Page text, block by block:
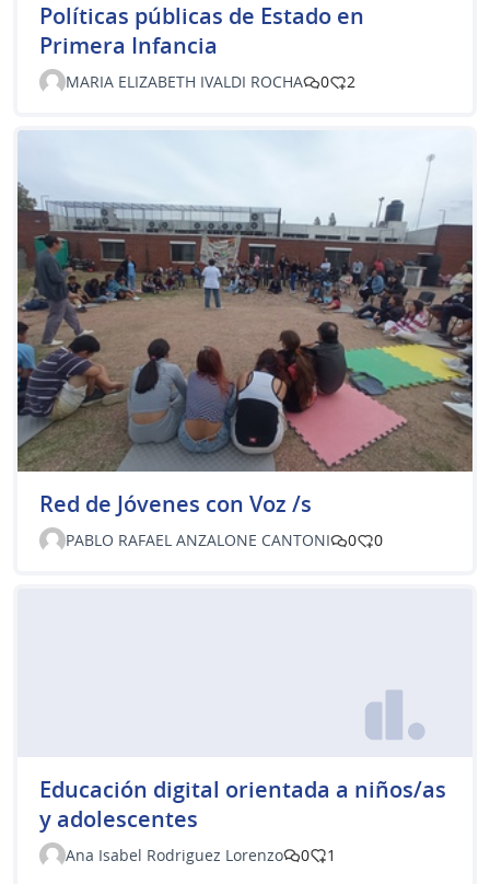
Políticas públicas de Estado en
Primera Infancia
MARIA ELIZABETH IVALDI ROCHA 0 2
Red de Jóvenes con Voz /s
PABLO RAFAEL ANZALONE CANTONI 0 0
Educación digital orientada a niños/as
y adolescentes
Ana Isabel Rodriguez Lorenzo 0 1